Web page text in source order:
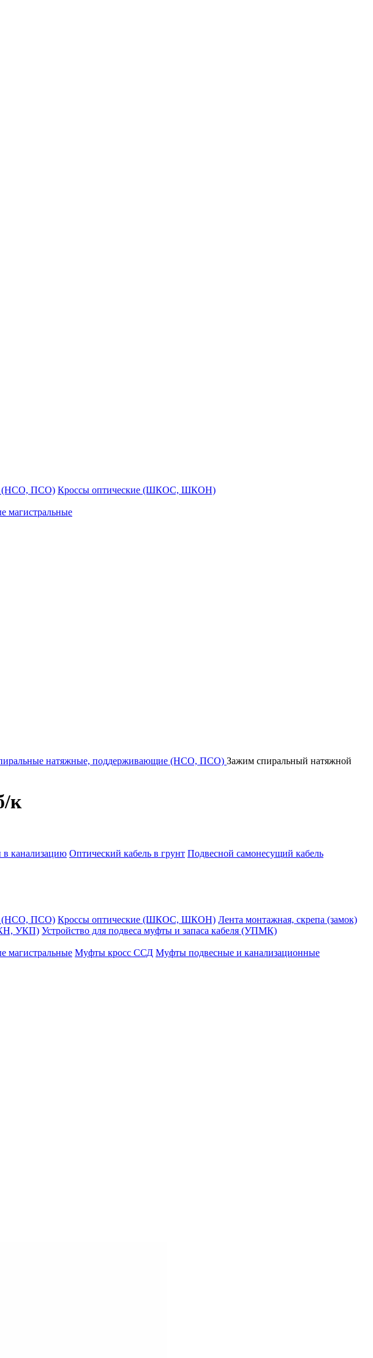
(НСО, ПСО) Кроссы оптические (ШКОС, ШКОН)
магистральные
натяжные, поддерживающие (НСО, ПСО) Зажим спиральный натяжной
к
в канализацию Оптический кабель в грунт Подвесной самонесущий кабель
(НСО, ПСО) Кроссы оптические (ШКОС, ШКОН) Лента монтажная, скрепа (замок)
УКП) Устройство для подвеса муфты и запаса кабеля (УПМК)
магистральные Муфты кросс ССД Муфты подвесные и канализационные